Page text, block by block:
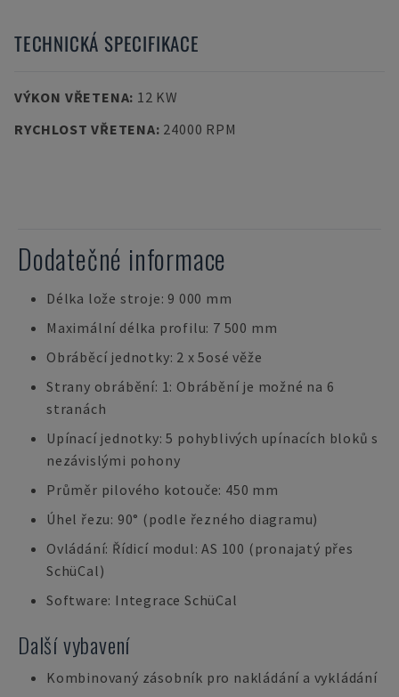
TECHNICKÁ SPECIFIKACE
VÝKON VŘETENA: 12 KW
RYCHLOST VŘETENA: 24000 RPM
Dodatečné informace
Délka lože stroje: 9 000 mm
Maximální délka profilu: 7 500 mm
Obráběcí jednotky: 2 x 5osé věže
Strany obrábění: 1: Obrábění je možné na 6
stranách
Upínací jednotky: 5 pohyblivých upínacích bloků s
nezávislými pohony
Průměr pilového kotouče: 450 mm
Úhel řezu: 90° (podle řezného diagramu)
Ovládání: Řídicí modul: AS 100 (pronajatý přes
SchüCal)
Software: Integrace SchüCal
Další vybavení
Kombinovaný zásobník pro nakládání a vykládání